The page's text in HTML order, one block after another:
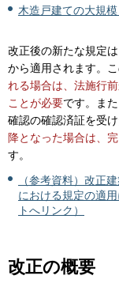
木造戸建ての大規
改正後の新たな規定
から適用されます。こ
れる場合は、法施行
ことが必要です。ま
確認の確認済証を受
降となった場合は、
す。
（参考資料）改正
における規定の適
トへリンク）
改正の概要